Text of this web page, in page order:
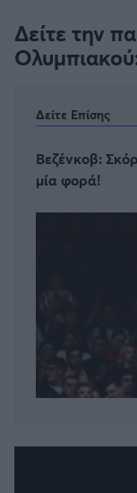
Δείτε την
Δείτε Επίσης
Βεζένκοβ:
μία φορά!